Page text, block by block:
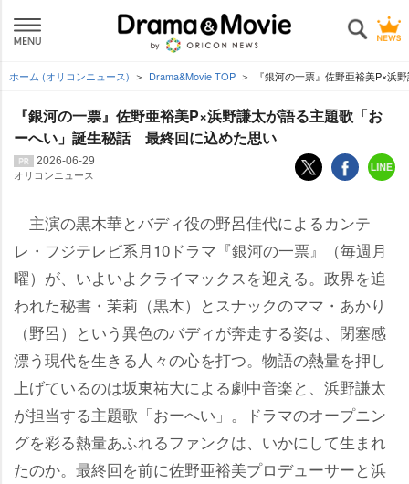
ホーム (オリコンニュース) Drama&Movie TOP 『銀河の一票』佐野亜裕美P×浜
『銀河の一票』佐野亜裕美P×浜野謙太が語る主題歌「お
ーへい」誕生秘話 最終回に込めた思い
2026-06-29
オリコンニュース
主演の黒木華とバディ役の野呂佳代によるカンテ
レ・フジテレビ系月10ドラマ『銀河の一票』（毎週月
曜）が、いよいよクライマックスを迎える。政界を追
われた秘書・茉莉（黒木）とスナックのママ・あかり
（野呂）という異色のバディが奔走する姿は、閉塞感
漂う現代を生きる人々の心を打つ。物語の熱量を押し
上げているのは坂東祐大による劇中音楽と、浜野謙太
が担当する主題歌「おーへい」。ドラマのオープニン
グを彩る熱量あふれるファンクは、いかにして生まれ
たのか。最終回を前に佐野亜裕美プロデューサーと浜